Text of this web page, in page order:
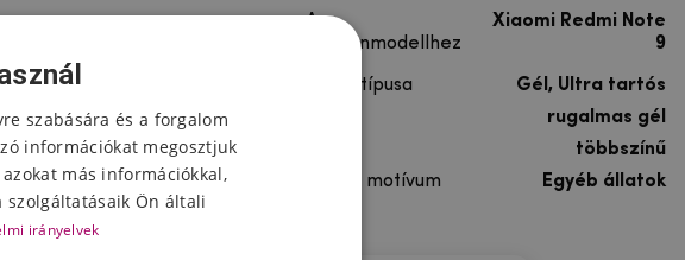
A
telefonmodellhez
Xiaomi Redmi Note
9
Lakás típusa
Gél, Ultra tartós
rugalmas gél
többszínű
Színes motívum
Egyéb állatok
szabására és a forgalom
információkat megosztjuk
más információkkal,
szolgáltatásaik Ön általi
irányelvek